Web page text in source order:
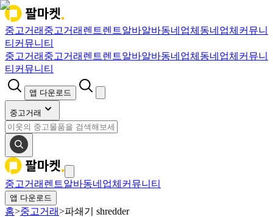
중고거래 중고거래 렌트렌트알바알바동네업체 동네업체 커뮤니
티 커뮤니티
중고거래 중고거래 렌트렌트알바알바동네업체 동네업체 커뮤니
티 커뮤니티
앱 다운로드
중고거래
중고거래 렌트알바동네업체 커뮤니티
앱 다운로드
홈>중고거래>파쇄기 shredder